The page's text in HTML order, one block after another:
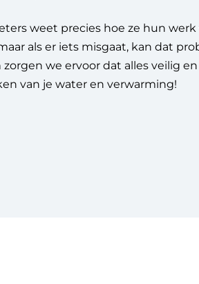
weet precies hoe ze hun
als er iets misgaat, kan dat
we ervoor dat alles veilig
van je water en verwarming!